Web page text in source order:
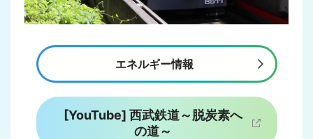
エネルギー情報
[YouTube] 西武鉄道～脱炭素へ
の道～